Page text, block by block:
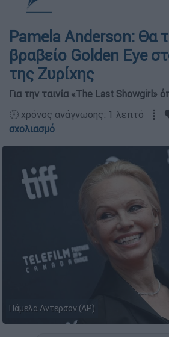
Pamela Anderson: Θα
βραβείο Golden Eye
της Ζυρίχης
Για την ταινία «The Last Showgirl»
🕛 χρόνος ανάγνωσης: 1 λεπτό ┋
σχολιασμό
Πάμελα Αντερσον (AP)